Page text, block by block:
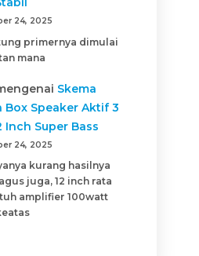
24, 2025
primernya dimulai
mana
Skema
Box Speaker Aktif 3
Inch Super Bass
24, 2025
kurang hasilnya
juga, 12 inch rata
amplifier 100watt